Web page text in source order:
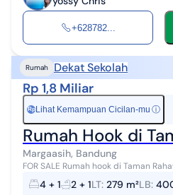
+628782...
Rumah Dekat Sekolah
Rp 1,8 Miliar
Rp Lihat Kemampuan Cicilan-mu ⓘ
Rumah Hook di
Margaasih, Bandung
FOR SALE Rumah hook di Taman Rahayu 1 Lt 279mtr Lb
Kamar 4+1 Kamar mandi 2+1 Air summersibble,
Carport 3 Inc : water heath...
4 + 1 2 + 1LT: 279 m²LB: